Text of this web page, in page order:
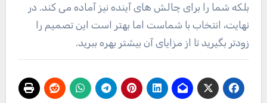
بلکه شما را برای چالش های آینده نیز آماده می کند. در
نهایت، انتخاب با شماست اما بهتر است این تصمیم را
زودتر بگیرید تا از مزایای آن بیشتر بهره ببرید.